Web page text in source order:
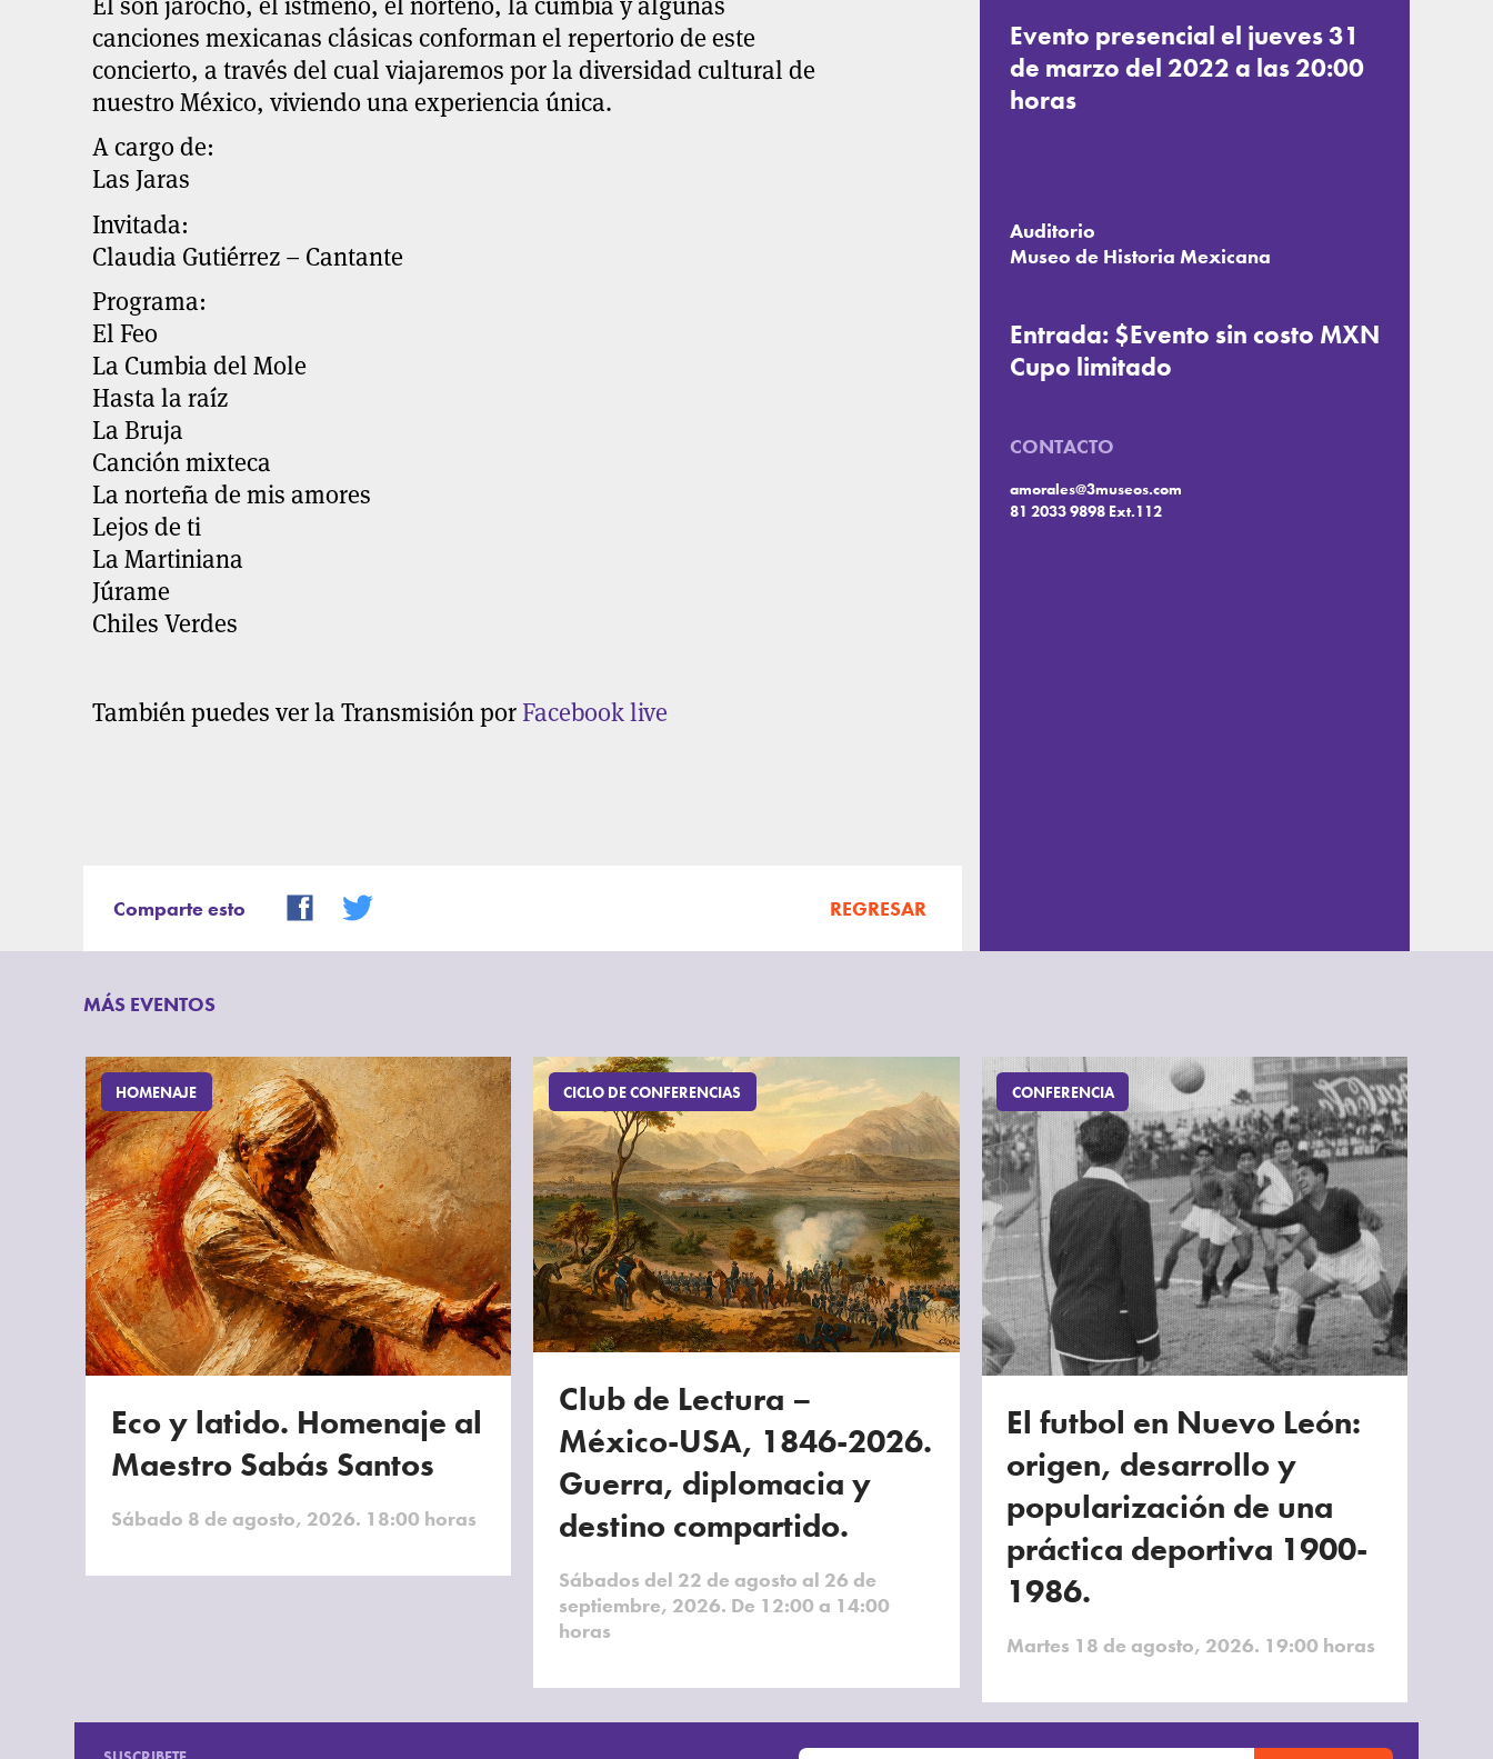
canciones mexicanas clásicas conforman el repertorio de este
concierto, a través del cual viajaremos por la diversidad cultural de
nuestro México, viviendo una experiencia única.
A cargo de:
Las Jaras
Invitada:
Claudia Gutiérrez – Cantante
Programa:
El Feo
La Cumbia del Mole
Hasta la raíz
La Bruja
Canción mixteca
La norteña de mis amores
Lejos de ti
La Martiniana
Júrame
Chiles Verdes
También puedes ver la Transmisión porFacebook live
Comparte esto REGRESAR
Evento presencial el jueves 31
de marzo del 2022 a las 20:00
horas
Auditorio
Museo de Historia Mexicana
Entrada: $Evento sin costo MXN
Cupo limitado
CONTACTO
amorales@3museos.com
81 2033 9898 Ext.112
MÁS EVENTOS
HOMENAJE
Eco y latido. Homenaje al
Maestro Sabás Santos
Sábado 8 de agosto, 2026. 18:00 horas
CICLO DE CONFERENCIAS
Club de Lectura –
México-USA, 1846-2026.
Guerra, diplomacia y
destino compartido.
Sábados del 22 de agosto al 26 de
septiembre, 2026. De 12:00 a 14:00
horas
CONFERENCIA
El futbol en Nuevo León:
origen, desarrollo y
popularización de una
práctica deportiva 1900-
1986.
Martes 18 de agosto, 2026. 19:00 horas